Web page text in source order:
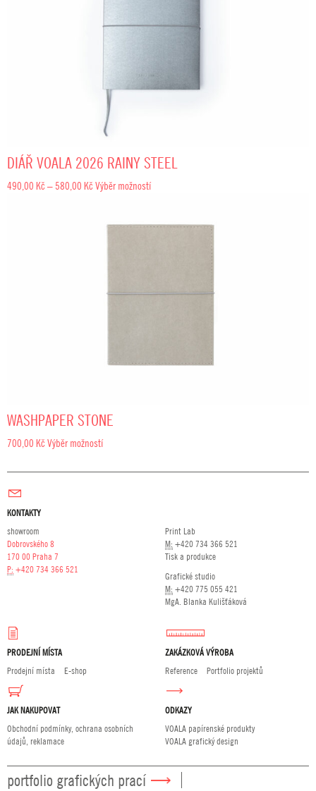
DIÁŘ VOALA 2026 RAINY STEEL
490,00 Kč – 580,00 Kč Rozpětí
Výběr možností
WASHPAPER STONE
700,00 Kč Výběr možností
KONTAKTY
showroom
Dobrovského 8
170 00 Praha 7
P: +420 734 366 521
Print Lab
M: +420 734 366 521
Tisk a produkce
Grafické studio
M: +420 775 055 421
MgA. Blanka Kulišťáková
PRODEJNÍ MÍSTA
Prodejní místa
E-shop
ZAKÁZKOVÁ VÝROBA
Reference
Portfolio projektů
JAK NAKUPOVAT
Obchodní podmínky, ochrana osobních
údajů, reklamace
ODKAZY
VOALA papírenské produkty
VOALA grafický design
portfolio grafických prací